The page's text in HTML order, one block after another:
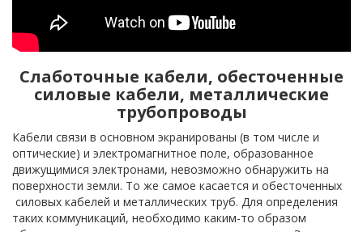
Слаботочные кабели, обесточенные
силовые кабели, металлические
трубопроводы
Кабели связи в основном экранированы (в том числе и
оптические) и электромагнитное поле, образованное
движущимися электронами, невозможно обнаружить на
поверхности земли. То же самое касается и обесточенных
силовых кабелей и металлических труб. Для определения
таких коммуникаций, необходимо каким-то образом